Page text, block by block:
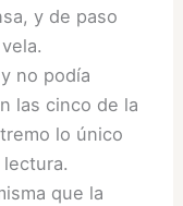
y de paso
no podía
las cinco de la
lo único
que la